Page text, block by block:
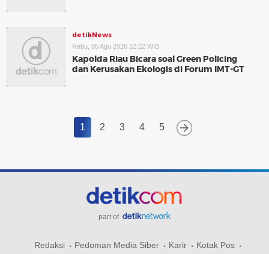
detikNews
Rabu, 05 Agu 2026 12:22 WIB
Kapolda Riau Bicara soal Green Policing
dan Kerusakan Ekologis di Forum IMT-GT
1 2 3 4 5
part of
Redaksi Pedoman Media Siber Karir Kotak Pos